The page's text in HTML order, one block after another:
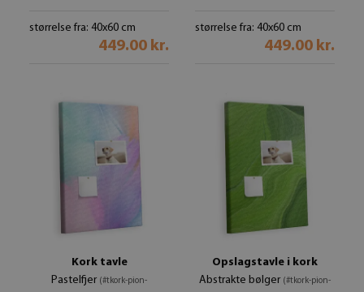
størrelse fra: 40x60 cm
449.00 kr.
størrelse fra: 40x60 cm
449.00 kr.
Kork tavle
Pastelfjer (#tkork-pion-
Opslagstavle i kork
Abstrakte bølger (#tkork-pion-